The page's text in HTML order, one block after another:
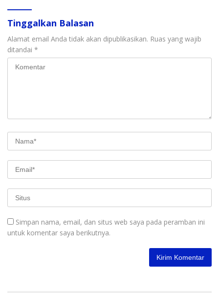
Tinggalkan Balasan
Alamat email Anda tidak akan dipublikasikan. Ruas yang wajib
ditandai *
Simpan nama, email, dan situs web saya pada peramban ini
untuk komentar saya berikutnya.